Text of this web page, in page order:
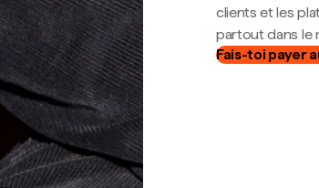
clients et les
partout dans le
Fais-toi payer